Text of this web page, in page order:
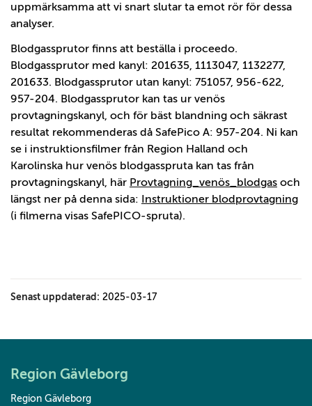
uppmärksamma att vi snart slutar ta emot rör för dessa
analyser.
Blodgassprutor finns att beställa i proceedo.
Blodgassprutor med kanyl: 201635, 1113047, 1132277,
201633. Blodgassprutor utan kanyl: 751057, 956-622,
957-204. Blodgassprutor kan tas ur venös
provtagningskanyl, och för bäst blandning och säkrast
resultat rekommenderas då SafePico A: 957-204. Ni kan
se i instruktionsfilmer från Region Halland och
Karolinska hur venös blodgasspruta kan tas från
provtagningskanyl, här Provtagning_venös_blodgas och
längst ner på denna sida: Instruktioner blodprovtagning
(i filmerna visas SafePICO-spruta).
Senast uppdaterad: 2025-03-17
Region Gävleborg
Region Gävleborg